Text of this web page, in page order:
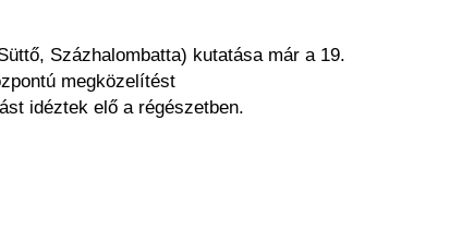
Százhalombatta) kutatása már a 19.
megközelítést
idéztek elő a régészetben.